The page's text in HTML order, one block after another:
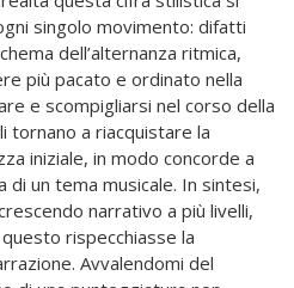
singolo movimento: difatti
dell’alternanza ritmica,
più pacato e ordinato nella
e scompigliarsi nel corso della
tornano a riacquistare la
iniziale, in modo concorde a
di un tema musicale. In sintesi,
narrativo a più livelli,
rispecchiasse la
Avvalendomi del